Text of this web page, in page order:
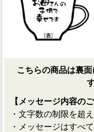
こちらの商品は裏
【メッセージ内容のご
・文字数の制限を超
・メッセージはすべ